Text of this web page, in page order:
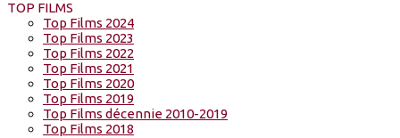
TOP FILMS
Top Films 2024
Top Films 2023
Top Films 2022
Top Films 2021
Top Films 2020
Top Films 2019
Top Films décennie 2010-2019
Top Films 2018